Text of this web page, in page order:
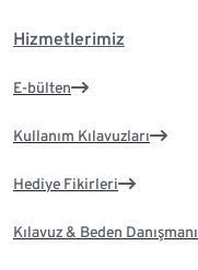
Hizmetlerimiz
E-bülten
Kullanım Kılavuzları
Hediye Fikirleri
Kılavuz & Beden Danışmanı